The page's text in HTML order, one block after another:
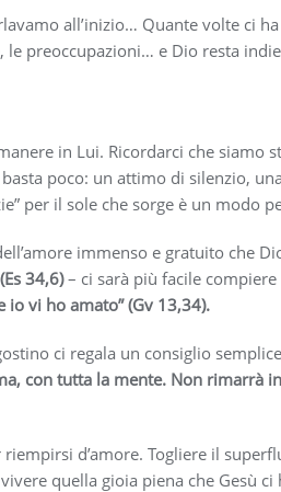
all’inizio… Quante volte ci
le preoccupazioni… e Dio resta
in Lui. Ricordarci che siamo
poco: un attimo di silenzio,
per il sole che sorge è un modo
immenso e gratuito che
34,6)– ci sarà più facile compiere
vi ho amato” (Gv 13,34).
ci regala un consiglio
con tutta la mente. Non rimarrà
riempirsi d’amore. Togliere il
quella gioia piena che Gesù ci